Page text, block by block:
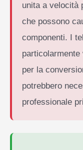
unita a velocità
che possono
componenti. I
per la
potrebbero
professionale